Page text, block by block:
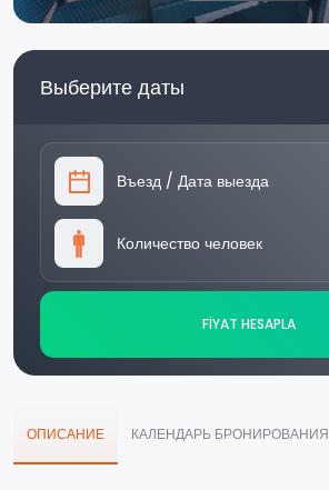
Выберите даты
Въезд / Дата выезда
Количество человек
FİYAT HESAPLA
ОПИСАНИЕ КАЛЕНДАРЬ БРОНИРОВАНИЯ